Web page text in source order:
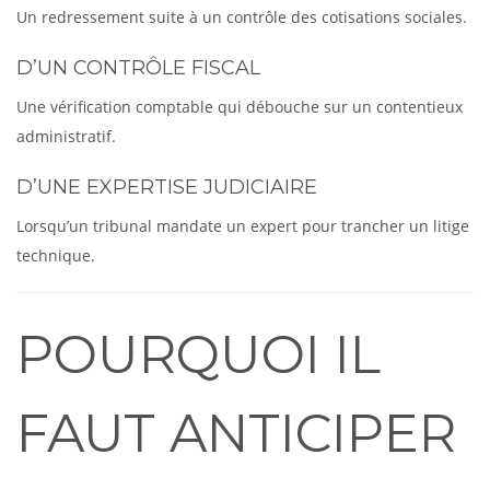
Un redressement suite à un contrôle des cotisations sociales.
D’UN CONTRÔLE FISCAL
Une vérification comptable qui débouche sur un contentieux
administratif.
D’UNE EXPERTISE JUDICIAIRE
Lorsqu’un tribunal mandate un expert pour trancher un litige
technique.
POURQUOI IL
FAUT ANTICIPER